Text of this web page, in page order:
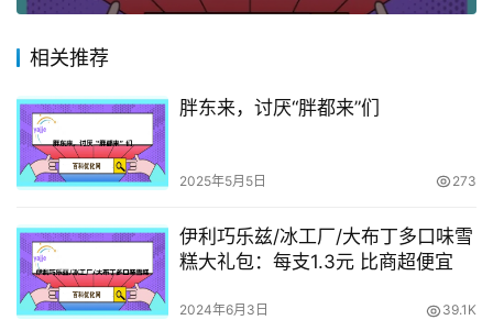
相关推荐
胖东来，讨厌“胖都来”们
2025年5月5日 273
伊利巧乐兹/冰工厂/大布丁多口味雪
糕大礼包：每支1.3元 比商超便宜
2024年6月3日 39.1K